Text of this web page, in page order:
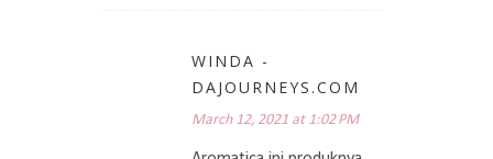
WINDA -
DAJOURNEYS.COM
March 12, 2021 at 1:02 PM